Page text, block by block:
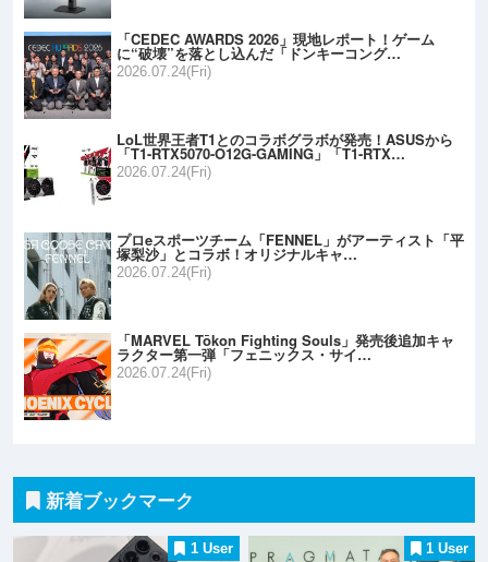
「CEDEC AWARDS 2026」現地レポート！ゲーム
に“破壊”を落とし込んだ「ドンキーコング…
2026.07.24(Fri)
LoL世界王者T1とのコラボグラボが発売！ASUSから
「T1-RTX5070-O12G-GAMING」「T1-RTX…
2026.07.24(Fri)
プロeスポーツチーム「FENNEL」がアーティスト「平
塚梨沙」とコラボ！オリジナルキャ…
2026.07.24(Fri)
「MARVEL Tōkon Fighting Souls」発売後追加キャ
ラクター第一弾「フェニックス・サイ…
2026.07.24(Fri)
新着ブックマーク
1 User 1 User